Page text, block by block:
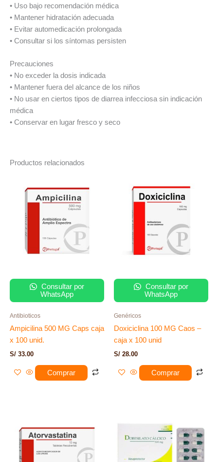
• Uso bajo recomendación médica
• Mantener hidratación adecuada
• Evitar automedicación prolongada
• Consultar si los síntomas persisten
Precauciones
• No exceder la dosis indicada
• Mantener fuera del alcance de los niños
• No usar en ciertos tipos de diarrea infecciosa sin indicación
médica
• Conservar en lugar fresco y seco
Productos relacionados
Consultar por
WhatsApp
Antibioticos
Ampicilina 500 MG Caps caja
x 100 unid.
S/ 33.00
Comprar
Consultar por
WhatsApp
Genéricos
Doxiciclina 100 MG Caos –
caja x 100 unid
S/ 28.00
Comprar